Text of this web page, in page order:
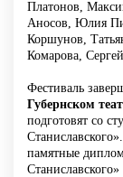
Платонов,
Аносов, Юлия
Коршунов,
Комарова,
Фестиваль
Губернском
подготовят со
памятные